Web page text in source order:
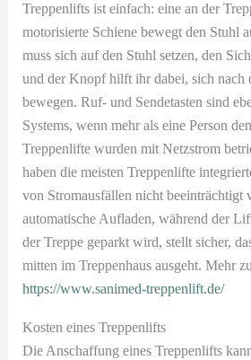
Treppenlifts ist einfach: eine an der
motorisierte Schiene bewegt den Stuhl
muss sich auf den Stuhl setzen, den
und der Knopf hilft ihr dabei, sich nach
bewegen. Ruf- und Sendetasten sind
Systems, wenn mehr als eine Person
Treppenlifte wurden mit Netzstrom
haben die meisten Treppenlifte
von Stromausfällen nicht beeinträchtigt
automatische Aufladen, während der
der Treppe geparkt wird, stellt sicher,
mitten im Treppenhaus ausgeht. Mehr
https://www.sanimed-treppenlift.de/
Kosten eines Treppenlifts
Die Anschaffung eines Treppenlifts